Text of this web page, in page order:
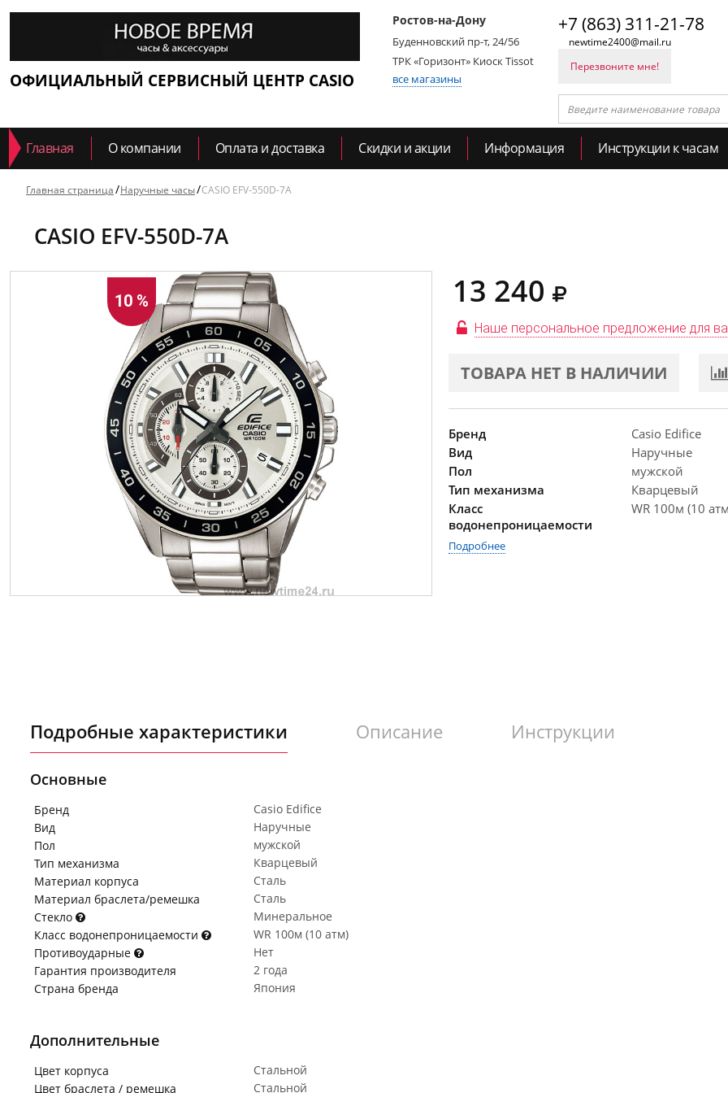
ОФИЦИАЛЬНЫЙ СЕРВИСНЫЙ ЦЕНТР CASIO
Ростов-на-Дону
Буденновский пр-т, 24/56
ТРК «Горизонт» Киоск Tissot
все магазины
+7 (863) 311-21-78
newtime2400@mail.ru
Перезвоните мне!
Главная О компании Оплата и доставка Скидки и акции Информация Инструкции к часам
Главная страница Наручные часы CASIO EFV-550D-7A
CASIO EFV-550D-7A
10 % 13 240
Наше персональное предложение для
ТОВАРА НЕТ В НАЛИЧИИ
Бренд
Casio Edifice
Вид
Наручные
Пол
мужской
Тип механизма
Кварцевый
Класс
водонепроницаемости
WR 100м (10
Подробнее
Подробные характеристики Описание Инструкции
Основные
Бренд
Casio Edifice
Вид
Наручные
Пол
мужской
Тип механизма
Кварцевый
Материал корпуса
Сталь
Материал браслета/ремешка
Сталь
Стекло
Минеральное
Класс водонепроницаемости
WR 100м (10 атм)
Противоударные
Нет
Гарантия производителя
2 года
Страна бренда
Япония
Дополнительные
Цвет корпуса
Стальной
Цвет браслета / ремешка
Стальной